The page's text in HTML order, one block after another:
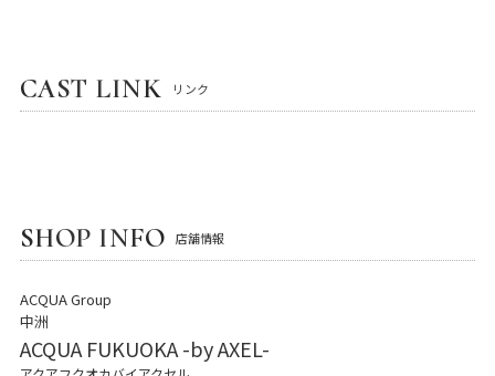
CAST LINK リンク
SHOP INFO 店舗情報
ACQUA Group
中洲
ACQUA FUKUOKA -by AXEL-